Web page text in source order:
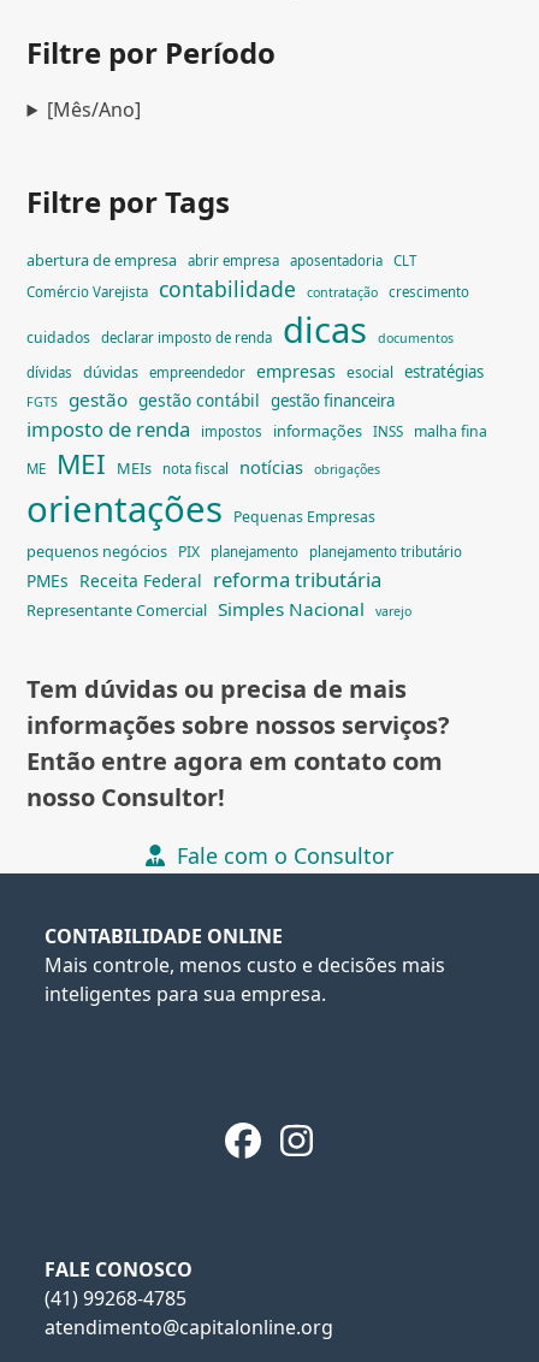
Filtre por Período
[Mês/Ano]
Filtre por Tags
abertura de empresa abrir empresa aposentadoria
CLT
Comércio Varejista
contabilidade contratação crescimento
cuidados declarar imposto de renda dicas documentos
dívidas dúvidas empreendedor empresas esocial estratégias
FGTS gestão gestão contábil gestão financeira
imposto de renda impostos informações INSS malha fina
ME MEI MEIs nota fiscal notícias obrigações
orientações Pequenas Empresas
pequenos negócios PIX planejamento planejamento tributário
PMEs Receita Federal reforma tributária
Representante Comercial Simples Nacional varejo
Tem dúvidas ou precisa de mais
informações sobre nossos serviços?
Então entre agora em contato com
nosso Consultor!
Fale com o Consultor
CONTABILIDADE ONLINE
Mais controle, menos custo e decisões mais
inteligentes para sua empresa.
Facebook
Instagram
FALE CONOSCO
(41) 99268-4785
atendimento@capitalonline.org